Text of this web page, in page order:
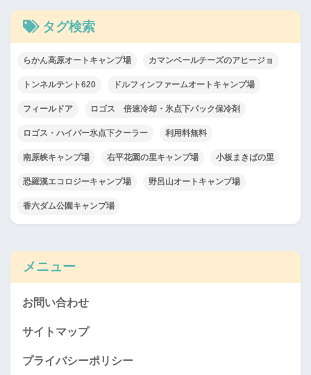
タグ検索
らかん高原オートキャンプ場 カマンベールチーズのアヒージョ
トンネルテント620 ドルフィンファームオートキャンプ場
フィールドア ロゴス 倍速冷却・氷点下パック保冷剤
ロゴス・ハイパー氷点下クーラー 利用料無料
南原峡キャンプ場 右平花園の里キャンプ場 小板まきばの里
恐羅漢エコロジーキャンプ場 野呂山オートキャンプ場
香六ダム公園キャンプ場
メニュー
お問い合わせ
サイトマップ
プライバシーポリシー